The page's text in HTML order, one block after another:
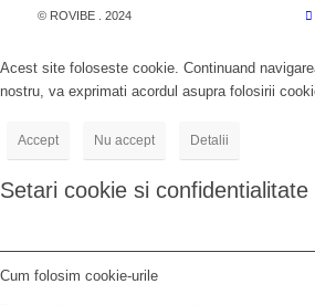
© ROVIBE . 2024
Acest site foloseste cookie. Continuand
nostru, va exprimati acordul asupra folosirii
Accept Nu accept Detalii
Setari cookie si confidentialitate
Cum folosim cookie-urile